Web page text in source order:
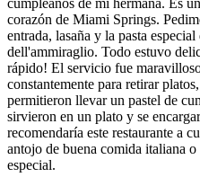
corazón de Miami Springs.
entrada, lasaña y la pasta especial
dell'ammiraglio. Todo estuvo
rápido! El servicio fue
constantemente para retirar
permitieron llevar un pastel de
sirvieron en un plato y se
recomendaría este restaurante a
antojo de buena comida italiana
especial.